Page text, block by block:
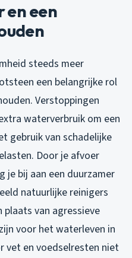
en een
steeds meer
een belangrijke rol
Verstoppingen
waterverbruik om een
gebruik van schadelijke
Door je afvoer
je bij aan een duurzamer
natuurlijke reinigers
plaats van agressieve
voor het waterleven in
vet en voedselresten niet